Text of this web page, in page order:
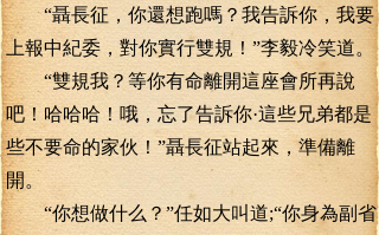
“聶長征，你還想跑嗎？我告訴你，我要
上報中紀委，對你實行雙規！”李毅冷笑道。
“雙規我？等你有命離開這座會所再說
吧！哈哈哈！哦，忘了告訴你·這些兄弟都是
些不要命的家伙！”聶長征站起來，準備離
開。
“你想做什么？”任如大叫道;“你身為副省